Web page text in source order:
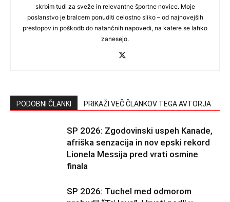
skrbim tudi za sveže in relevantne športne novice. Moje
poslanstvo je bralcem ponuditi celostno sliko – od najnovejših
prestopov in poškodb do natančnih napovedi, na katere se lahko
zanesejo.
PODOBNI ČLANKI PRIKAŽI VEČ ČLANKOV TEGA AVTORJA
SP 2026: Zgodovinski uspeh Kanade,
afriška senzacija in nov epski rekord
Lionela Messija pred vrati osmine
finala
SP 2026: Tuchel med odmorom